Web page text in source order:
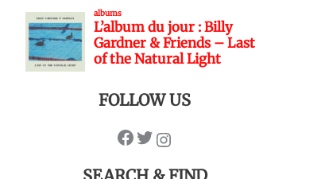
FOLLOW US